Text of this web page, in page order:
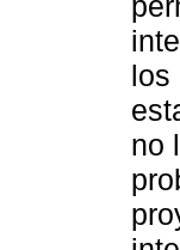
los
no